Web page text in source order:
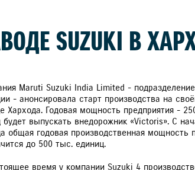
SUZUKI ПРИВИЛЕГИЯ 3+
SUZUKI В
Maruti Suzuki India Limited -
- анонсировала старт производства на
Хархода. Годовая мощность предприятия -
будет выпускать внедорожник «Victoris». С
общая годовая производственная мощность
до 500 тыс. единиц.
время у компании Suzuki 4